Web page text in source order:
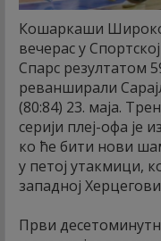
Кошаркаши
вечерас у
Спарс резултатом
реванширали
(80:84) 23. маја.
серији плеј-офа је
ко ће бити нови
у петој утакмици,
западној
Први